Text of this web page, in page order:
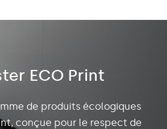
ECO Print
de produits écologiques
conçue pour le respect de